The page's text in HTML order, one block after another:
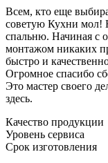
Всем, кто еще
советую Кухни мол!
спальню. Начиная с
монтажом никаких
быстро и
Огромное спасибо
Это мастер своего
здесь.
Качество продукции
Уровень сервиса
Срок изготовления